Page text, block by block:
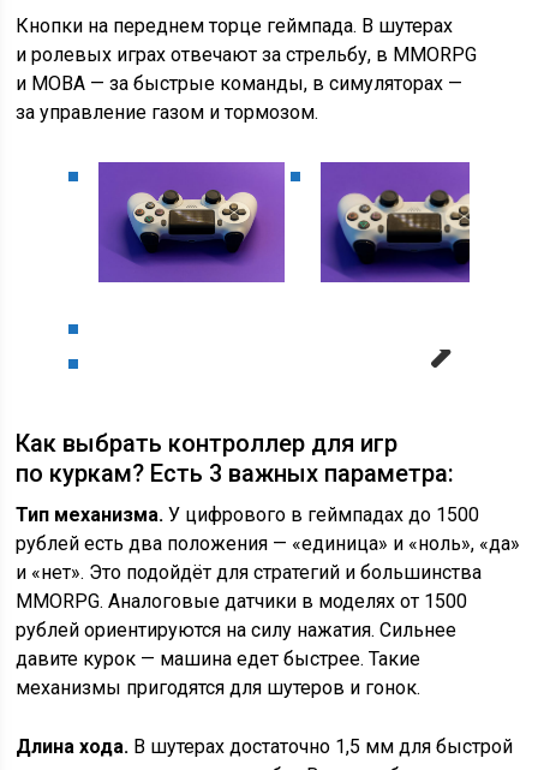
Кнопки на переднем торце геймпада. В шутерах
и ролевых играх отвечают за стрельбу, в MMORPG
и MOBA — за быстрые команды, в симуляторах —
за управление газом и тормозом.
Как выбрать контроллер для игр
по куркам? Есть 3 важных параметра:
Тип механизма. У цифрового в геймпадах до 1500
рублей есть два положения — «единица» и «ноль», «да»
и «нет». Это подойдёт для стратегий и большинства
MMORPG. Аналоговые датчики в моделях от 1500
рублей ориентируются на силу нажатия. Сильнее
давите курок — машина едет быстрее. Такие
механизмы пригодятся для шутеров и гонок.
Длина хода. В шутерах достаточно 1,5 мм для быстрой